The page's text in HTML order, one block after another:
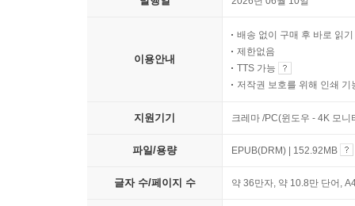
이용안내
배송 없이 구매 후 바로 읽기
제한없음
TTS 가능
저작권 보호를 위해 인쇄 기
지원기기 크레마 /PC(윈도우 - 4K 모
파일/용량 EPUB(DRM) | 152.92MB
글자 수/페이지 수 약 36만자, 약 10.8만 단어,